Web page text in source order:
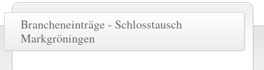
Brancheneinträge - Schlosstausch
Markgröningen